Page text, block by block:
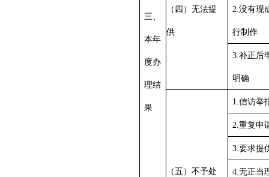
三、
本年
度办
理结
果
（四）无法提
供
2.没有现
行制作
3.补正后
明确
（五）不予处
1.信访举
2.重复申
3.要求提
4.无正当